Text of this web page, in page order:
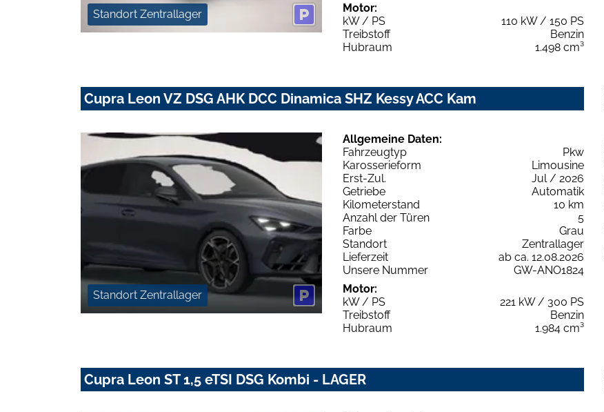
Standort Zentrallager
Motor:
kW / PS
110 kW / 150 PS
Treibstoff
Benzin
Hubraum
1.498 cm³
Cupra Leon VZ DSG AHK DCC Dinamica SHZ Kessy ACC Kam
Standort Zentrallager
Allgemeine Daten:
Fahrzeugtyp
Pkw
Karosserieform
Limousine
Erst-Zul.
Jul / 2026
Getriebe
Automatik
Kilometerstand
10 km
Anzahl der Türen
5
Farbe
Grau
Standort
Zentrallager
Lieferzeit
ab ca. 12.08.2026
Unsere Nummer
GW-ANO1824
Motor:
kW / PS
221 kW / 300 PS
Treibstoff
Benzin
Hubraum
1.984 cm³
Cupra Leon ST 1,5 eTSI DSG Kombi - LAGER